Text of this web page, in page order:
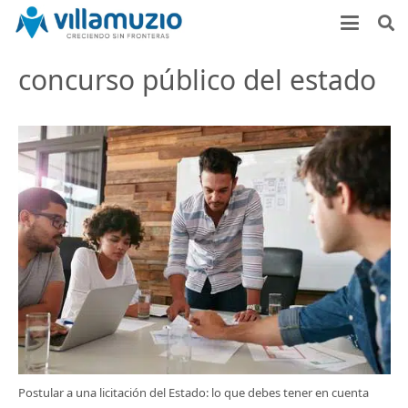
concurso público del estado
Postular a una licitación del Estado: lo que debes tener en cuenta